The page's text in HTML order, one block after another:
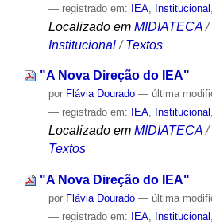
— registrado em: IEA, Institucional
Localizado em MIDIATECA /
Institucional /Textos
"A Nova Direção do IEA"
por Flávia Dourado — última
— registrado em:
IEA, Institucional ,
Localizado em MIDIATECA /
Textos
"A Nova Direção do IEA"
por Flávia Dourado — última
— registrado em:
IEA, Institucional ,